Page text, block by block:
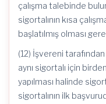
çalışma talebinde
sigortalının kısa
başlatılmış olması
(12) İşvereni
aynı sigortalı için
yapılması halinde
sigortalının ilk